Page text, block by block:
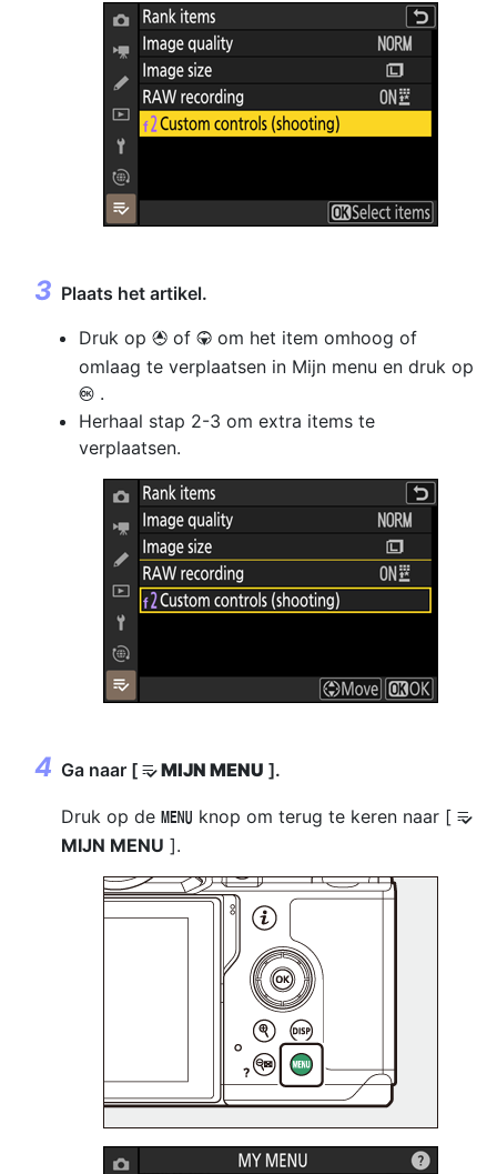
Plaats het artikel.
Druk op 1 of 3 om het item omhoog of
omlaag te verplaatsen in Mijn menu en druk op
J .
Herhaal stap 2-3 om extra items te
verplaatsen.
Ga naar [ OMIJN MENU ].
Druk op de G knop om terug te keren naar [ O
MIJN MENU ].